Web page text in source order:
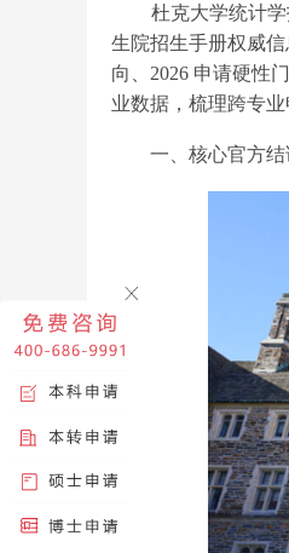
杜克大学统计
生院招生手册权威
向、2026 申请硬性
业数据，梳理跨专
一、核心官方结